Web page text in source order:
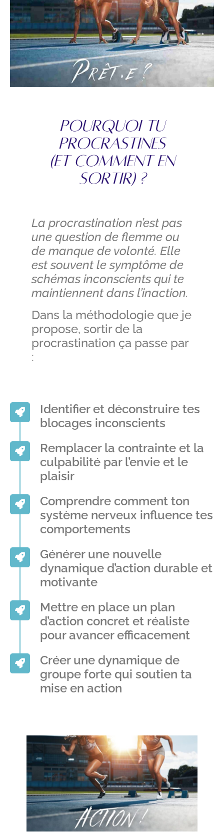
POURQUOI TU
PROCRASTINES
(ET COMMENT EN
SORTIR) ?
La procrastination n’est pas
une question de flemme ou
de manque de volonté. Elle
est souvent le symptôme de
schémas inconscients qui te
maintiennent dans l’inaction.
Dans la méthodologie que je
propose, sortir de la
procrastination ça passe par
:
Identifier et déconstruire tes
blocages inconscients
Remplacer la contrainte et la
culpabilité par l’envie et le
plaisir
Comprendre comment ton
système nerveux influence tes
comportements
Générer une nouvelle
dynamique d’action durable et
motivante
Mettre en place un plan
d’action concret et réaliste
pour avancer efficacement
Créer une dynamique de
groupe forte qui soutien ta
mise en action